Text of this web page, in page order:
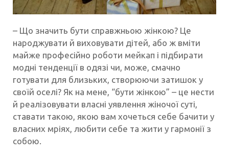
– Що значить бути справжньою жінкою? Це
народжувати й виховувати дітей, або ж вміти
майже професійно роботи мейкап і підбирати
модні тенденції в одязі чи, може, смачно
готувати для близьких, створюючи затишок у
своїй оселі? Як на мене, “бути жінкою” – це нести
й реалізовувати власні уявлення жіночої суті,
ставати такою, якою вам хочеться себе бачити у
власних мріях, любити себе та жити у гармонії з
собою.